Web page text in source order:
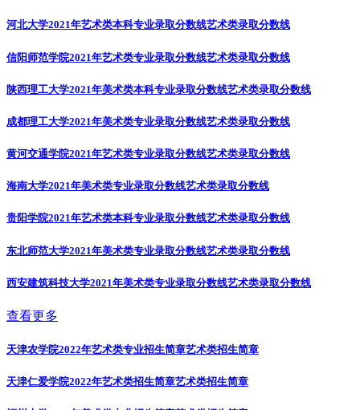
河北大学2021年艺术类本科专业录取分数线艺术类录取分数线
信阳师范学院2021年艺术类专业录取分数线艺术类录取分数线
陕西理工大学2021年美术类本科专业录取分数线艺术类录取分数线
成都理工大学2021年美术类专业录取分数线艺术类录取分数线
黄河交通学院2021年艺术类专业录取分数线艺术类录取分数线
海南大学2021年美术类专业录取分数线艺术类录取分数线
贵阳学院2021年艺术类本科专业录取分数线艺术类录取分数线
东北师范大学2021年美术类专业录取分数线艺术类录取分数线
西安建筑科技大学2021年美术类专业录取分数线艺术类录取分数线
查看更多
天津农学院2022年艺术类专业招生简章艺术类招生简章
天津仁爱学院2022年艺术类招生简章艺术类招生简章